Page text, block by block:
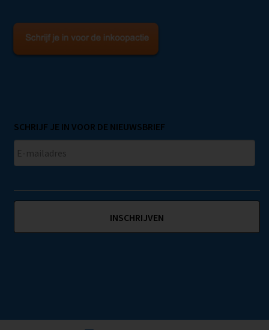
SCHRIJF JE IN VOOR DE NIEUWSBRIEF